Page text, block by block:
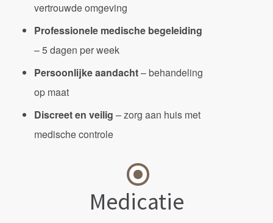
vertrouwde omgeving
Professionele medische begeleiding
– 5 dagen per week
Persoonlijke aandacht– behandeling
op maat
Discreet en veilig – zorg aan huis met
medische controle
Medicatie